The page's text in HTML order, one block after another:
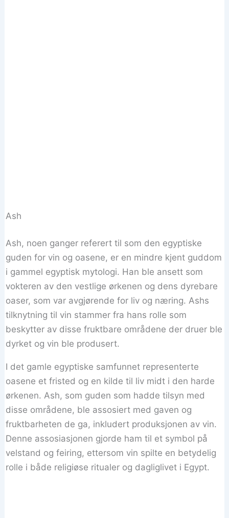
Ash
Ash, noen ganger referert til som den egyptiske
guden for vin og oasene, er en mindre kjent guddom
i gammel egyptisk mytologi. Han ble ansett som
vokteren av den vestlige ørkenen og dens dyrebare
oaser, som var avgjørende for liv og næring. Ashs
tilknytning til vin stammer fra hans rolle som
beskytter av disse fruktbare områdene der druer ble
dyrket og vin ble produsert.
I det gamle egyptiske samfunnet representerte
oasene et fristed og en kilde til liv midt i den harde
ørkenen. Ash, som guden som hadde tilsyn med
disse områdene, ble assosiert med gaven og
fruktbarheten de ga, inkludert produksjonen av vin.
Denne assosiasjonen gjorde ham til et symbol på
velstand og feiring, ettersom vin spilte en betydelig
rolle i både religiøse ritualer og dagliglivet i Egypt.